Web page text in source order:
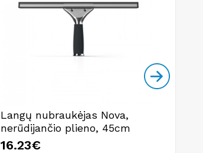
Langų nubraukėjas Nova,
nerūdijančio plieno, 45cm
16.23€